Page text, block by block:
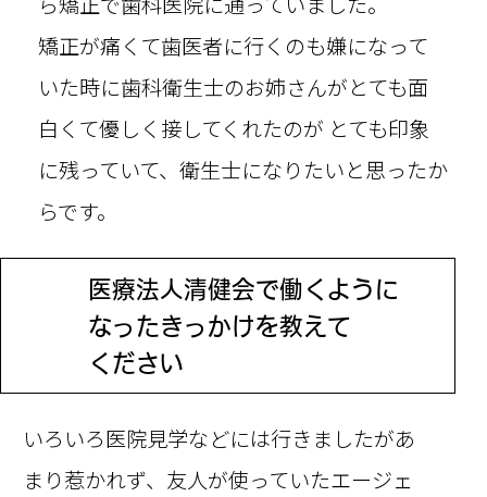
矯正が痛くて歯医者に行くのも嫌になって
いた時に歯科衛生士のお姉さんがとても面
白くて優しく接してくれたのが とても印象
に残っていて、衛生士になりたいと思ったか
らです。
医療法人清健会で働くように
なったきっかけを教えて
ください
いろいろ医院見学などには行きましたがあ
まり惹かれず、友人が使っていたエージェ